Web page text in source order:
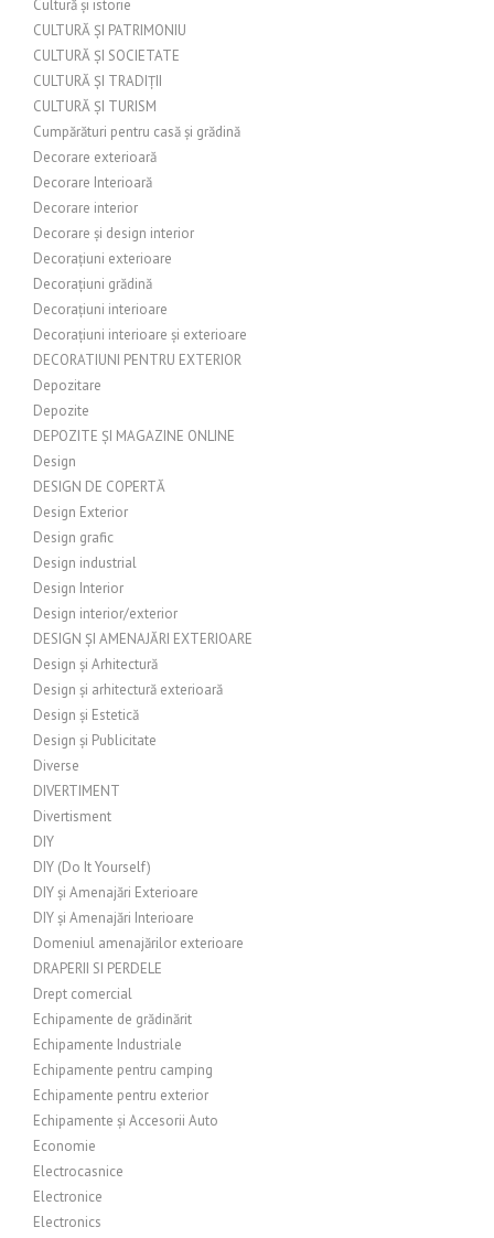
Cultură și istorie
CULTURĂ ȘI PATRIMONIU
CULTURĂ ȘI SOCIETATE
CULTURĂ ȘI TRADIȚII
CULTURĂ ȘI TURISM
Cumpărături pentru casă și grădină
Decorare exterioară
Decorare Interioară
Decorare interior
Decorare și design interior
Decorațiuni exterioare
Decorațiuni grădină
Decorațiuni interioare
Decorațiuni interioare și exterioare
DECORATIUNI PENTRU EXTERIOR
Depozitare
Depozite
DEPOZITE ȘI MAGAZINE ONLINE
Design
DESIGN DE COPERTĂ
Design Exterior
Design grafic
Design industrial
Design Interior
Design interior/exterior
DESIGN ȘI AMENAJĂRI EXTERIOARE
Design și Arhitectură
Design și arhitectură exterioară
Design și Estetică
Design și Publicitate
Diverse
DIVERTIMENT
Divertisment
DIY
DIY (Do It Yourself)
DIY și Amenajări Exterioare
DIY și Amenajări Interioare
Domeniul amenajărilor exterioare
DRAPERII SI PERDELE
Drept comercial
Echipamente de grădinărit
Echipamente Industriale
Echipamente pentru camping
Echipamente pentru exterior
Echipamente și Accesorii Auto
Economie
Electrocasnice
Electronice
Electronics